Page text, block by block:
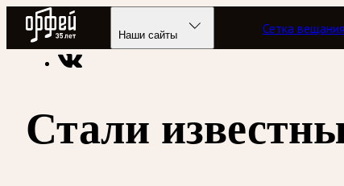
Радио Орфей
Наши сайты Сетка вещания
Радио классической музыки «Орфей» Новости
Стали